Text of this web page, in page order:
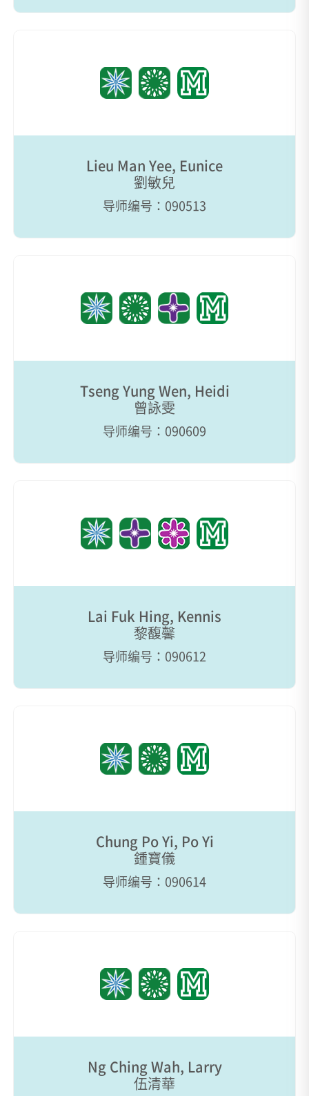
Lieu Man Yee, Eunice
劉敏兒
导师编号：090513
Tseng Yung Wen, Heidi
曾詠雯
导师编号：090609
Lai Fuk Hing, Kennis
黎馥馨
导师编号：090612
Chung Po Yi, Po Yi
鍾寶儀
导师编号：090614
Ng Ching Wah, Larry
伍清華